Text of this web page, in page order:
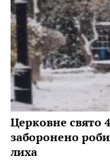
Церковне свято
заборонено
лиха